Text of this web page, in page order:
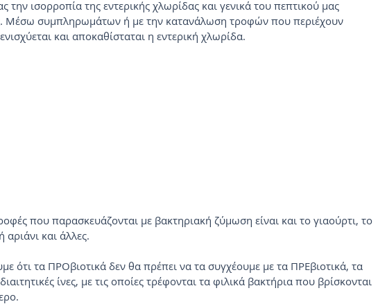
την ισορροπία της εντερικής χλωρίδας και γενικά του πεπτικού μας
Μέσω συμπληρωμάτων ή με την κατανάλωση τροφών που περιέχουν
και αποκαθίσταται η εντερική χλωρίδα.
αριάνι και άλλες.
ίνες, με τις οποίες τρέφονται τα φιλικά βακτήρια που βρίσκονται